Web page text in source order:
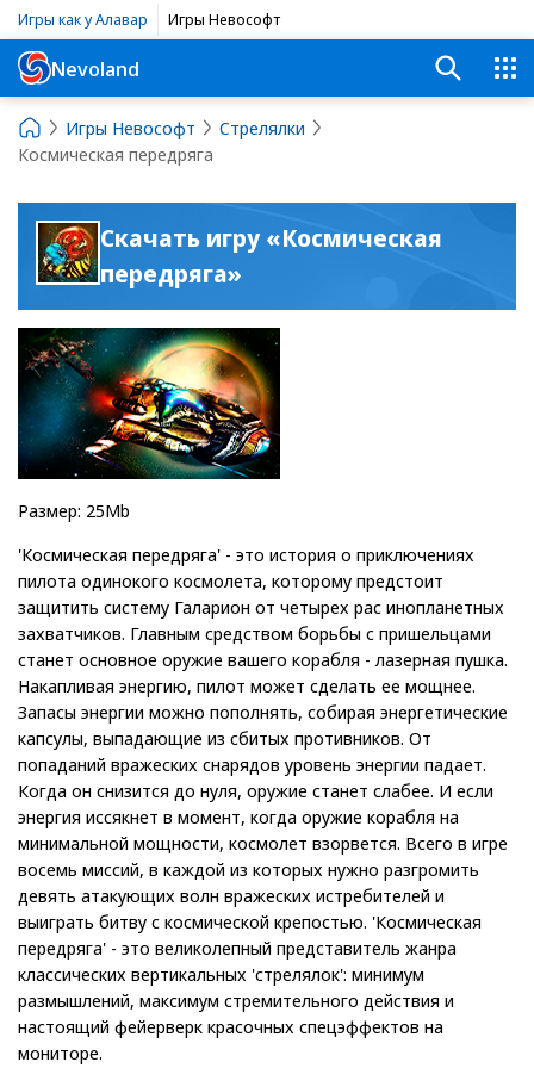
Игры как у Алавар Игры Невософт
Nevoland
Игры Невософт
Стрелялки
Космическая передряга
Скачать игру «Космическая
передряга»
Размер: 25Mb
'Космическая передряга' - это история о приключениях
пилота одинокого космолета, которому предстоит
защитить систему Галарион от четырех рас инопланетных
захватчиков. Главным средством борьбы с пришельцами
станет основное оружие вашего корабля - лазерная пушка.
Накапливая энергию, пилот может сделать ее мощнее.
Запасы энергии можно пополнять, собирая энергетические
капсулы, выпадающие из сбитых противников. От
попаданий вражеских снарядов уровень энергии падает.
Когда он снизится до нуля, оружие станет слабее. И если
энергия иссякнет в момент, когда оружие корабля на
минимальной мощности, космолет взорвется. Всего в игре
восемь миссий, в каждой из которых нужно разгромить
девять атакующих волн вражеских истребителей и
выиграть битву с космической крепостью. 'Космическая
передряга' - это великолепный представитель жанра
классических вертикальных 'стрелялок': минимум
размышлений, максимум стремительного действия и
настоящий фейерверк красочных спецэффектов на
мониторе.